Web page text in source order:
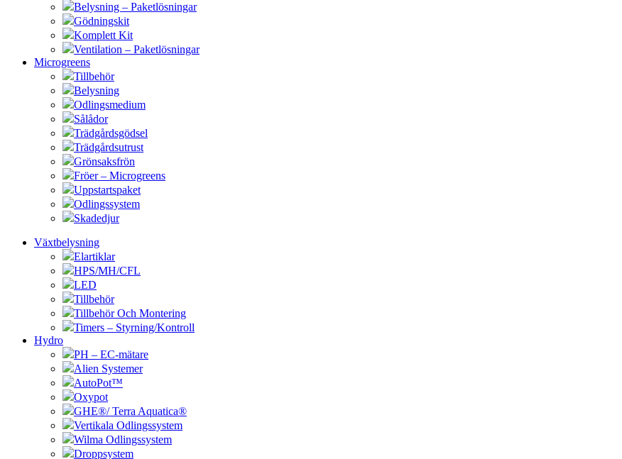
Belysning – Paketlösningar
Gödningskit
Komplett Kit
Ventilation – Paketlösningar
Microgreens
Tillbehör
Belysning
Odlingsmedium
Sålådor
Trädgårdsgödsel
Trädgårdsutrust
Grönsaksfrön
Fröer – Microgreens
Uppstartspaket
Odlingssystem
Skadedjur
Växtbelysning
Elartiklar
HPS/MH/CFL
LED
Tillbehör
Tillbehör Och Montering
Timers – Styrning/Kontroll
Hydro
PH – EC-mätare
Alien Systemer
AutoPot™
Oxypot
GHE®/ Terra Aquatica®
Vertikala Odlingssystem
Wilma Odlingssystem
Droppsystem